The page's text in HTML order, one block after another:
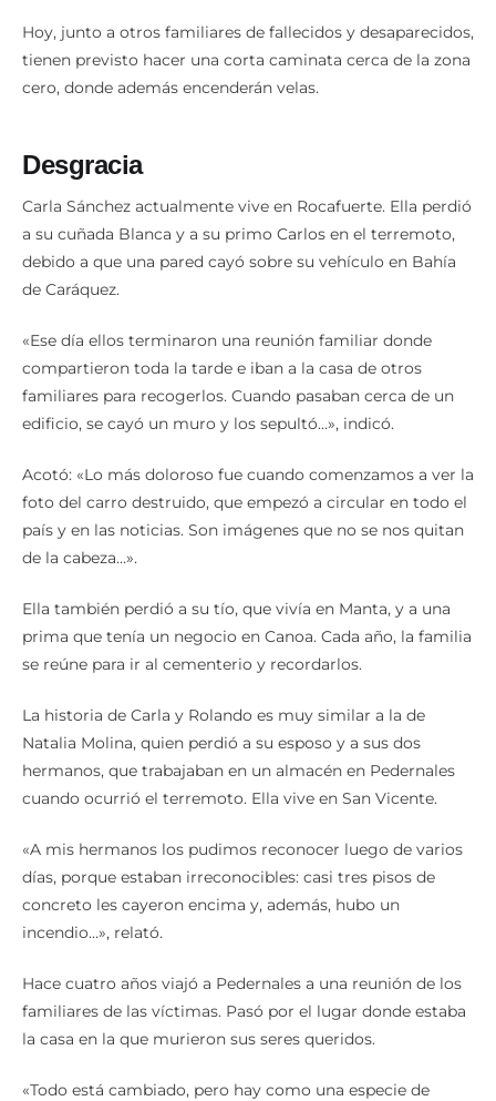
Hoy, junto a otros familiares de fallecidos y desaparecidos,
tienen previsto hacer una corta caminata cerca de la zona
cero, donde además encenderán velas.
Desgracia
Carla Sánchez actualmente vive en Rocafuerte. Ella perdió
a su cuñada Blanca y a su primo Carlos en el terremoto,
debido a que una pared cayó sobre su vehículo en Bahía
de Caráquez.
«Ese día ellos terminaron una reunión familiar donde
compartieron toda la tarde e iban a la casa de otros
familiares para recogerlos. Cuando pasaban cerca de un
edificio, se cayó un muro y los sepultó…», indicó.
Acotó: «Lo más doloroso fue cuando comenzamos a ver la
foto del carro destruido, que empezó a circular en todo el
país y en las noticias. Son imágenes que no se nos quitan
de la cabeza…».
Ella también perdió a su tío, que vivía en Manta, y a una
prima que tenía un negocio en Canoa. Cada año, la familia
se reúne para ir al cementerio y recordarlos.
La historia de Carla y Rolando es muy similar a la de
Natalia Molina, quien perdió a su esposo y a sus dos
hermanos, que trabajaban en un almacén en Pedernales
cuando ocurrió el terremoto. Ella vive en San Vicente.
«A mis hermanos los pudimos reconocer luego de varios
días, porque estaban irreconocibles: casi tres pisos de
concreto les cayeron encima y, además, hubo un
incendio…», relató.
Hace cuatro años viajó a Pedernales a una reunión de los
familiares de las víctimas. Pasó por el lugar donde estaba
la casa en la que murieron sus seres queridos.
«Todo está cambiado, pero hay como una especie de